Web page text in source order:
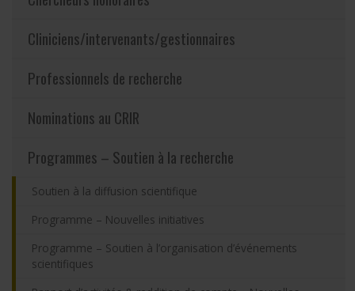
Nous joindre
Plan du site
Accessibilité
Cliniciens/intervenants/gestionnaires
Professionnels de recherche
Nominations au CRIR
Programmes – Soutien à la recherche
Soutien à la diffusion scientifique
Programme – Nouvelles initiatives
Programme – Soutien à l’organisation d’événements
scientifiques